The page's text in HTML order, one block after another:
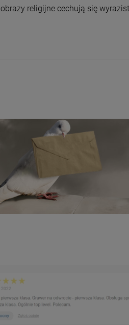
obrazy religijne cechują się